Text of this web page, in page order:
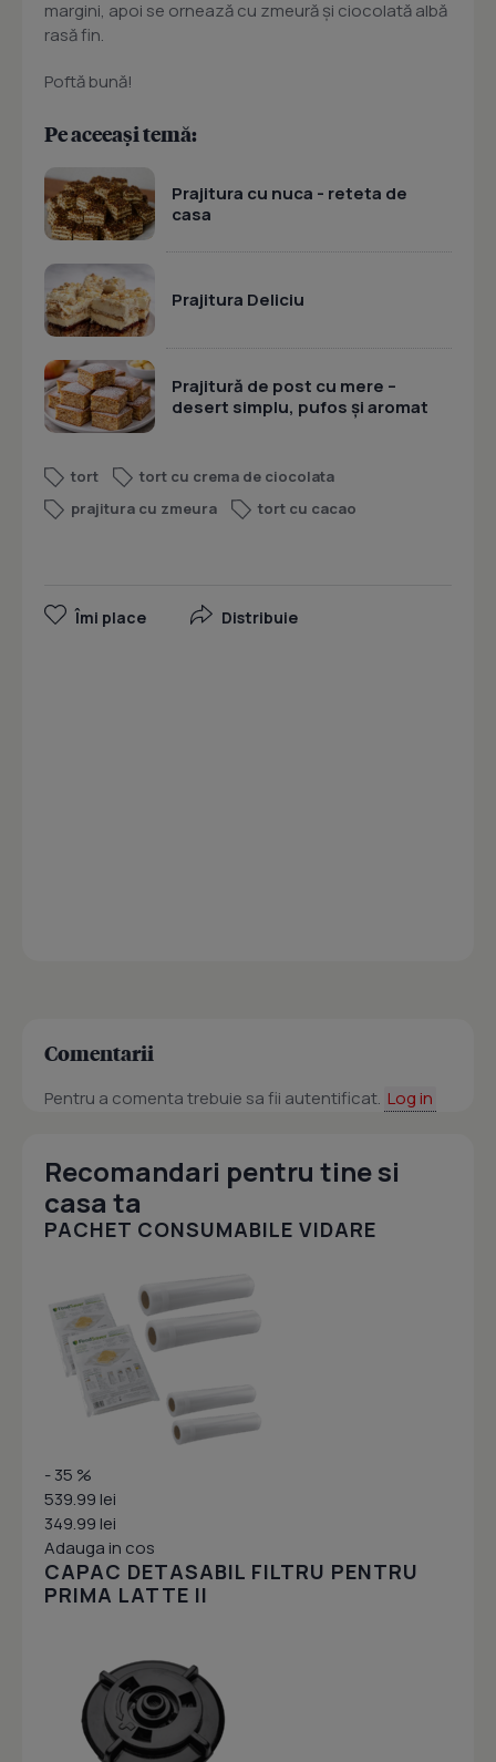
margini, apoi se ornează cu zmeură şi ciocolată albă
rasă fin.
Poftă bună!
Pe aceeași temă:
Prajitura cu nuca - reteta de
casa
Prajitura Deliciu
Prajitură de post cu mere –
desert simplu, pufos și aromat
tort
tort cu crema de ciocolata
prajitura cu zmeura
tort cu cacao
Îmi place Distribuie
Comentarii
Pentru a comenta trebuie sa fii autentificat. Log in
Recomandari pentru tine si
casa ta
PACHET CONSUMABILE VIDARE
- 35 %
539.99 lei
349.99 lei
Adauga in cos
CAPAC DETASABIL FILTRU PENTRU
PRIMA LATTE II